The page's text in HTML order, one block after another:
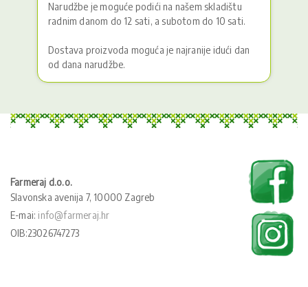
Narudžbe je moguće podići na našem skladištu
radnim danom do 12 sati, a subotom do 10 sati.
Dostava proizvoda moguća je najranije idući dan
od dana narudžbe.
Farmeraj d.o.o.
Slavonska avenija 7, 10000 Zagreb
E-mai: info@farmeraj.hr
OIB:23026747273